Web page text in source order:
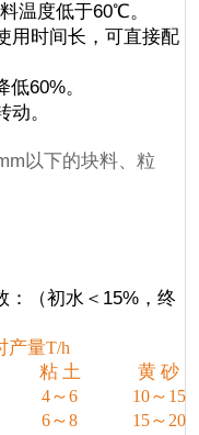
温度低于60℃。
用时间长，可直接配
60%。
。
以下的块料、粒
：（初水＜15%，终
产量T/h
粘 土 黄 砂
4～6 10～ 15
6～8 15～ 20